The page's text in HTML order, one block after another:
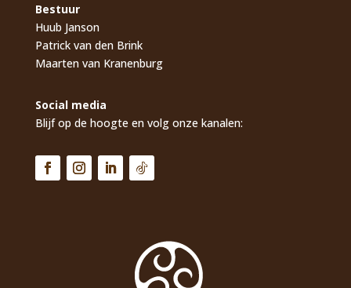
Bestuur
Huub Janson
Patrick van den Brink
Maarten van Kranenburg
Social media
Blijf op de hoogte en volg onze kanalen: